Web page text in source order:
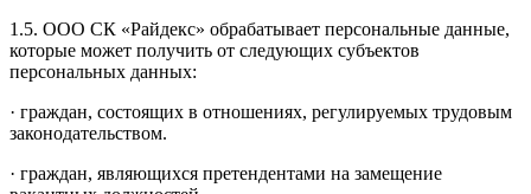
1.5. ООО СК «Райдекс» обрабатывает персональные данные,
которые может получить от следующих субъектов
персональных данных:
· граждан, состоящих в отношениях, регулируемых трудовым
законодательством.
· граждан, являющихся претендентами на замещение